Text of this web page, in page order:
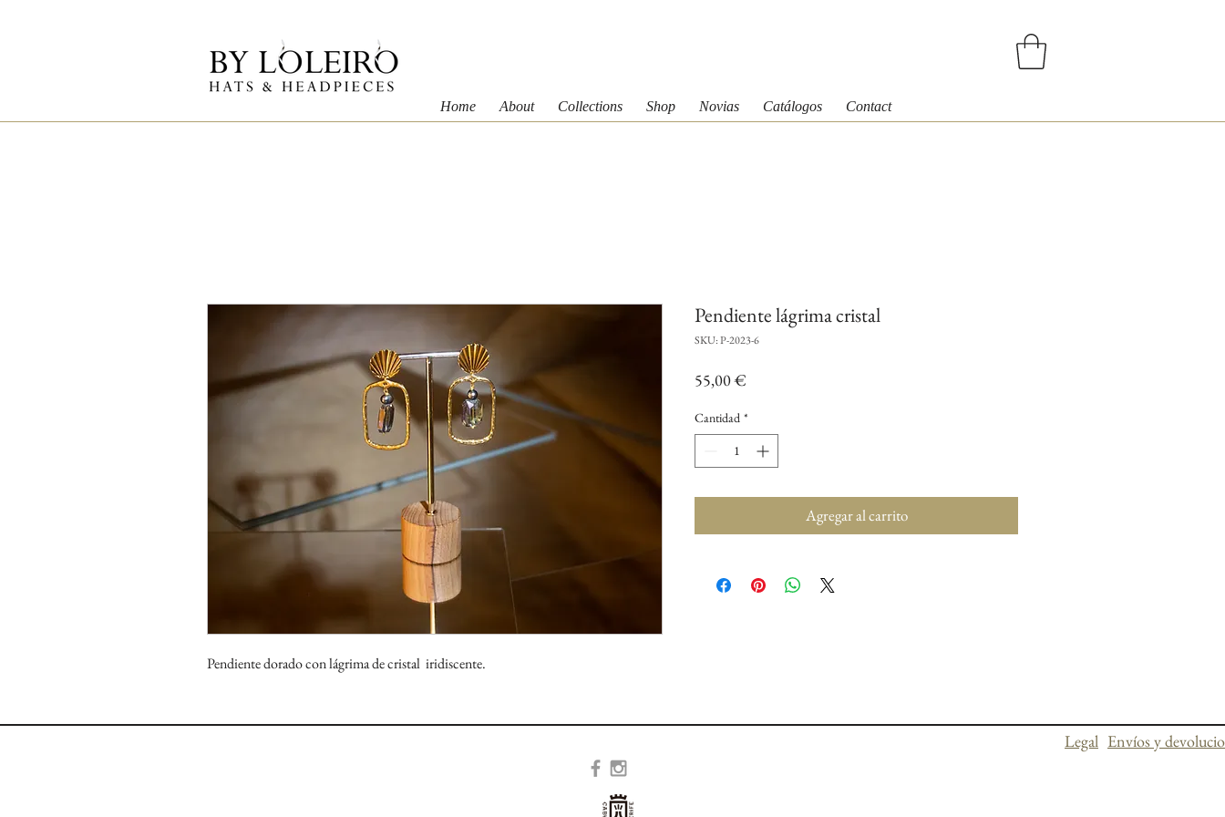
Home About Collections Shop Novias Catálogos Contact
Pendiente dorado con lágrima de cristal iridiscente.
Pendiente lágrima cristal
SKU: P-2023-6
55,00 €
Cantidad *
Agregar al carrito
Legal Envíos y